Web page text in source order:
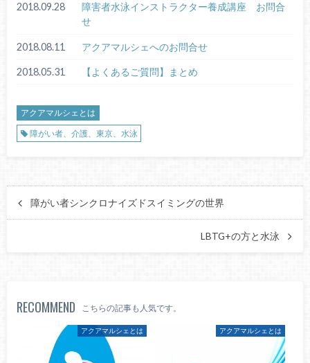
2018.09.28
障害者水泳インストラクター養成講座 お問合
せ
2018.08.11 アクアマルシェへのお問合せ
2018.05.31 【よくあるご質問】まとめ
アクアマルシェとは
障がい者、介護、東京、水泳
障がい者シンクロナイズドスイミングの世界
LBTG+の方と水泳
RECOMMEND こちらの記事も人気です。
アクアマルシェとは アクアマルシェとは